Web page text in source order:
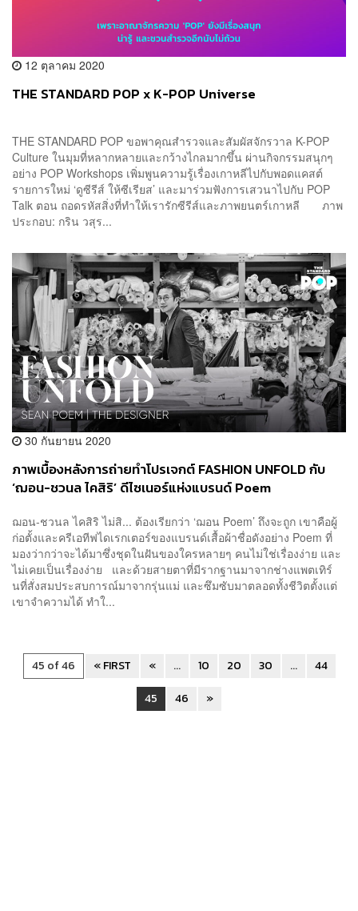
12 ตุลาคม 2020
THE STANDARD POP x K-POP Universe
THE STANDARD POP ขอพาคุณสำรวจและสัมผัสจักรวาล K-POP
Culture ในมุมที่หลากหลายและกว้างไกลมากขึ้น ผ่านกิจกรรมสนุกๆ
อย่าง POP Workshops เพิ่มพูนความรู้เรื่องเกาหลีไปกับพอดแคสต์
รายการใหม่ ‘ดูซีรีส์ ให้ซีเรียส’ และมาร่วมฟังการเสวนาไปกับ POP
Talk ตอน ถอดรหัสสิ่งที่ทำให้เรารักซีรีส์และภาพยนตร์เกาหลี ภาพ
ประกอบ: กริน วสุร...
30 กันยายน 2020
ภาพเบื้องหลังการถ่ายทำโปรเจกต์ FASHION UNFOLD กับ
‘ฌอน-ชวนล ไคสิริ’ ดีไซเนอร์แห่งแบรนด์ Poem
ฌอน-ชวนล ไคสิริ ไม่สิ... ต้องเรียกว่า ‘ฌอน Poem’ ถึงจะถูก เขาคือผู้
ก่อตั้งและครีเอทีฟไดเรกเตอร์ของแบรนด์เสื้อผ้าชื่อดังอย่าง Poem ที่
มองว่ากว่าจะได้มาซึ่งชุดในฝันของใครหลายๆ คนไม่ใช่เรื่องง่าย และ
ไม่เคยเป็นเรื่องง่าย และด้วยสายตาที่มีรากฐานมาจากช่างแพตเทิร์
นที่สั่งสมประสบการณ์มาจากรุ่นแม่ และซึมซับมาตลอดทั้งชีวิตตั้งแต่
เขาจำความได้ ทำใ...
45 of 46 « FIRST « ... 10 20 30 ...
44
45
46 »